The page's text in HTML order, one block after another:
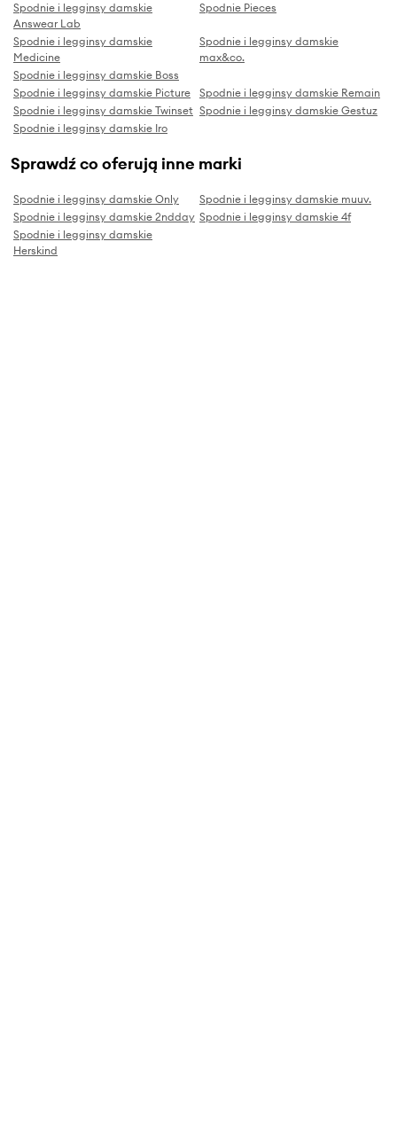
Spodnie i legginsy damskie
Answear Lab
Spodnie Pieces
Spodnie i legginsy damskie
Medicine
Spodnie i legginsy damskie
max&co.
Spodnie i legginsy damskie Boss
Spodnie i legginsy damskie Picture
Spodnie i legginsy damskie Remain
Spodnie i legginsy damskie Twinset Spodnie i legginsy damskie Gestuz
Spodnie i legginsy damskie Iro
Sprawdź co oferują inne marki
Spodnie i legginsy damskie Only
Spodnie i legginsy damskie muuv.
Spodnie i legginsy damskie 2ndday Spodnie i legginsy damskie 4f
Spodnie i legginsy damskie
Herskind